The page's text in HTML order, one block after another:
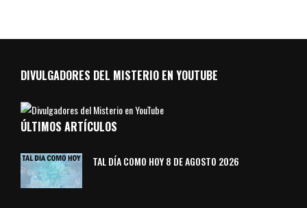
DIVULGADORES DEL MISTERIO EN YOUTUBE
ÚLTIMOS ARTÍCULOS
TAL DÍA COMO HOY 8 DE AGOSTO 2026